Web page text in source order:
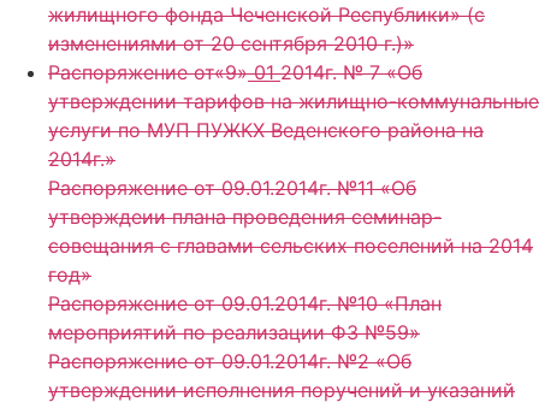
жилищного фонда Чеченской Республики» (с
изменениями от 20 сентября 2010 г.)»
Распоряжение от«9»012014г. № 7 «Об
утверждении тарифов на жилищно-коммунальные
услуги по МУП ПУЖКХ Веденского района на
2014г.»
Распоряжение от 09.01.2014г. №11 «Об
утверждеии плана проведения семинар-
совещания с главами сельских поселений на 2014
год»
Распоряжение от 09.01.2014г. №10 «План
мероприятий по реализации ФЗ №59»
Распоряжение от 09.01.2014г. №2 «Об
утверждении исполнения поручений и указаний